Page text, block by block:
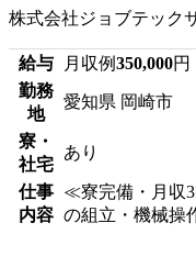
株式会社ジョブテック
給与 月収例350,000円
勤務
地
愛知県 岡崎市
寮・
社宅
あり
仕事
内容
≪寮完備・月収
の組立・機械操